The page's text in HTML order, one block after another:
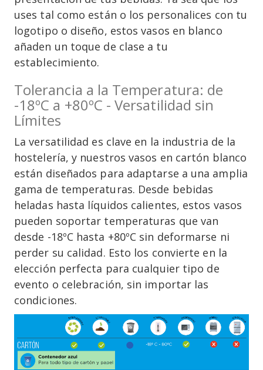
uses tal como están o los personalices con tu
logotipo o diseño, estos vasos en blanco
añaden un toque de clase a tu
establecimiento.
Tolerancia a la Temperatura: de
-18ºC a +80ºC - Versatilidad sin
Límites
La versatilidad es clave en la industria de la
hostelería, y nuestros vasos en cartón blanco
están diseñados para adaptarse a una amplia
gama de temperaturas. Desde bebidas
heladas hasta líquidos calientes, estos vasos
pueden soportar temperaturas que van
desde -18ºC hasta +80ºC sin deformarse ni
perder su calidad. Esto los convierte en la
elección perfecta para cualquier tipo de
evento o celebración, sin importar las
condiciones.